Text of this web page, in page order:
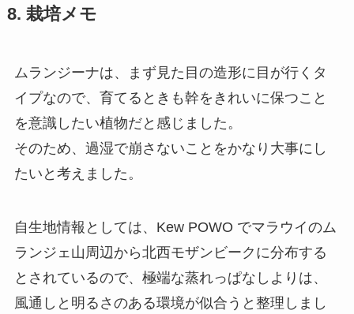
8. 栽培メモ
ムランジーナは、まず見た目の造形に目が行くタ
イプなので、育てるときも幹をきれいに保つこと
を意識したい植物だと感じました。
そのため、過湿で崩さないことをかなり大事にし
たいと考えました。
自生地情報としては、Kew POWO でマラウイのム
ランジェ山周辺から北西モザンビークに分布する
とされているので、極端な蒸れっぱなしよりは、
風通しと明るさのある環境が似合うと整理しまし